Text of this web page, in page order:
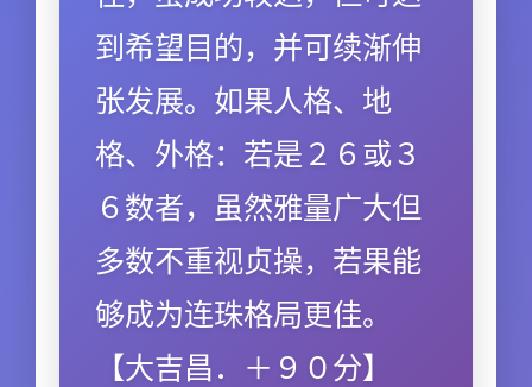
到希望目的，并可续渐伸
张发展。如果人格、地
格、外格：若是２６或３
６数者，虽然雅量广大但
多数不重视贞操，若果能
够成为连珠格局更佳。
【大吉昌．＋９０分】